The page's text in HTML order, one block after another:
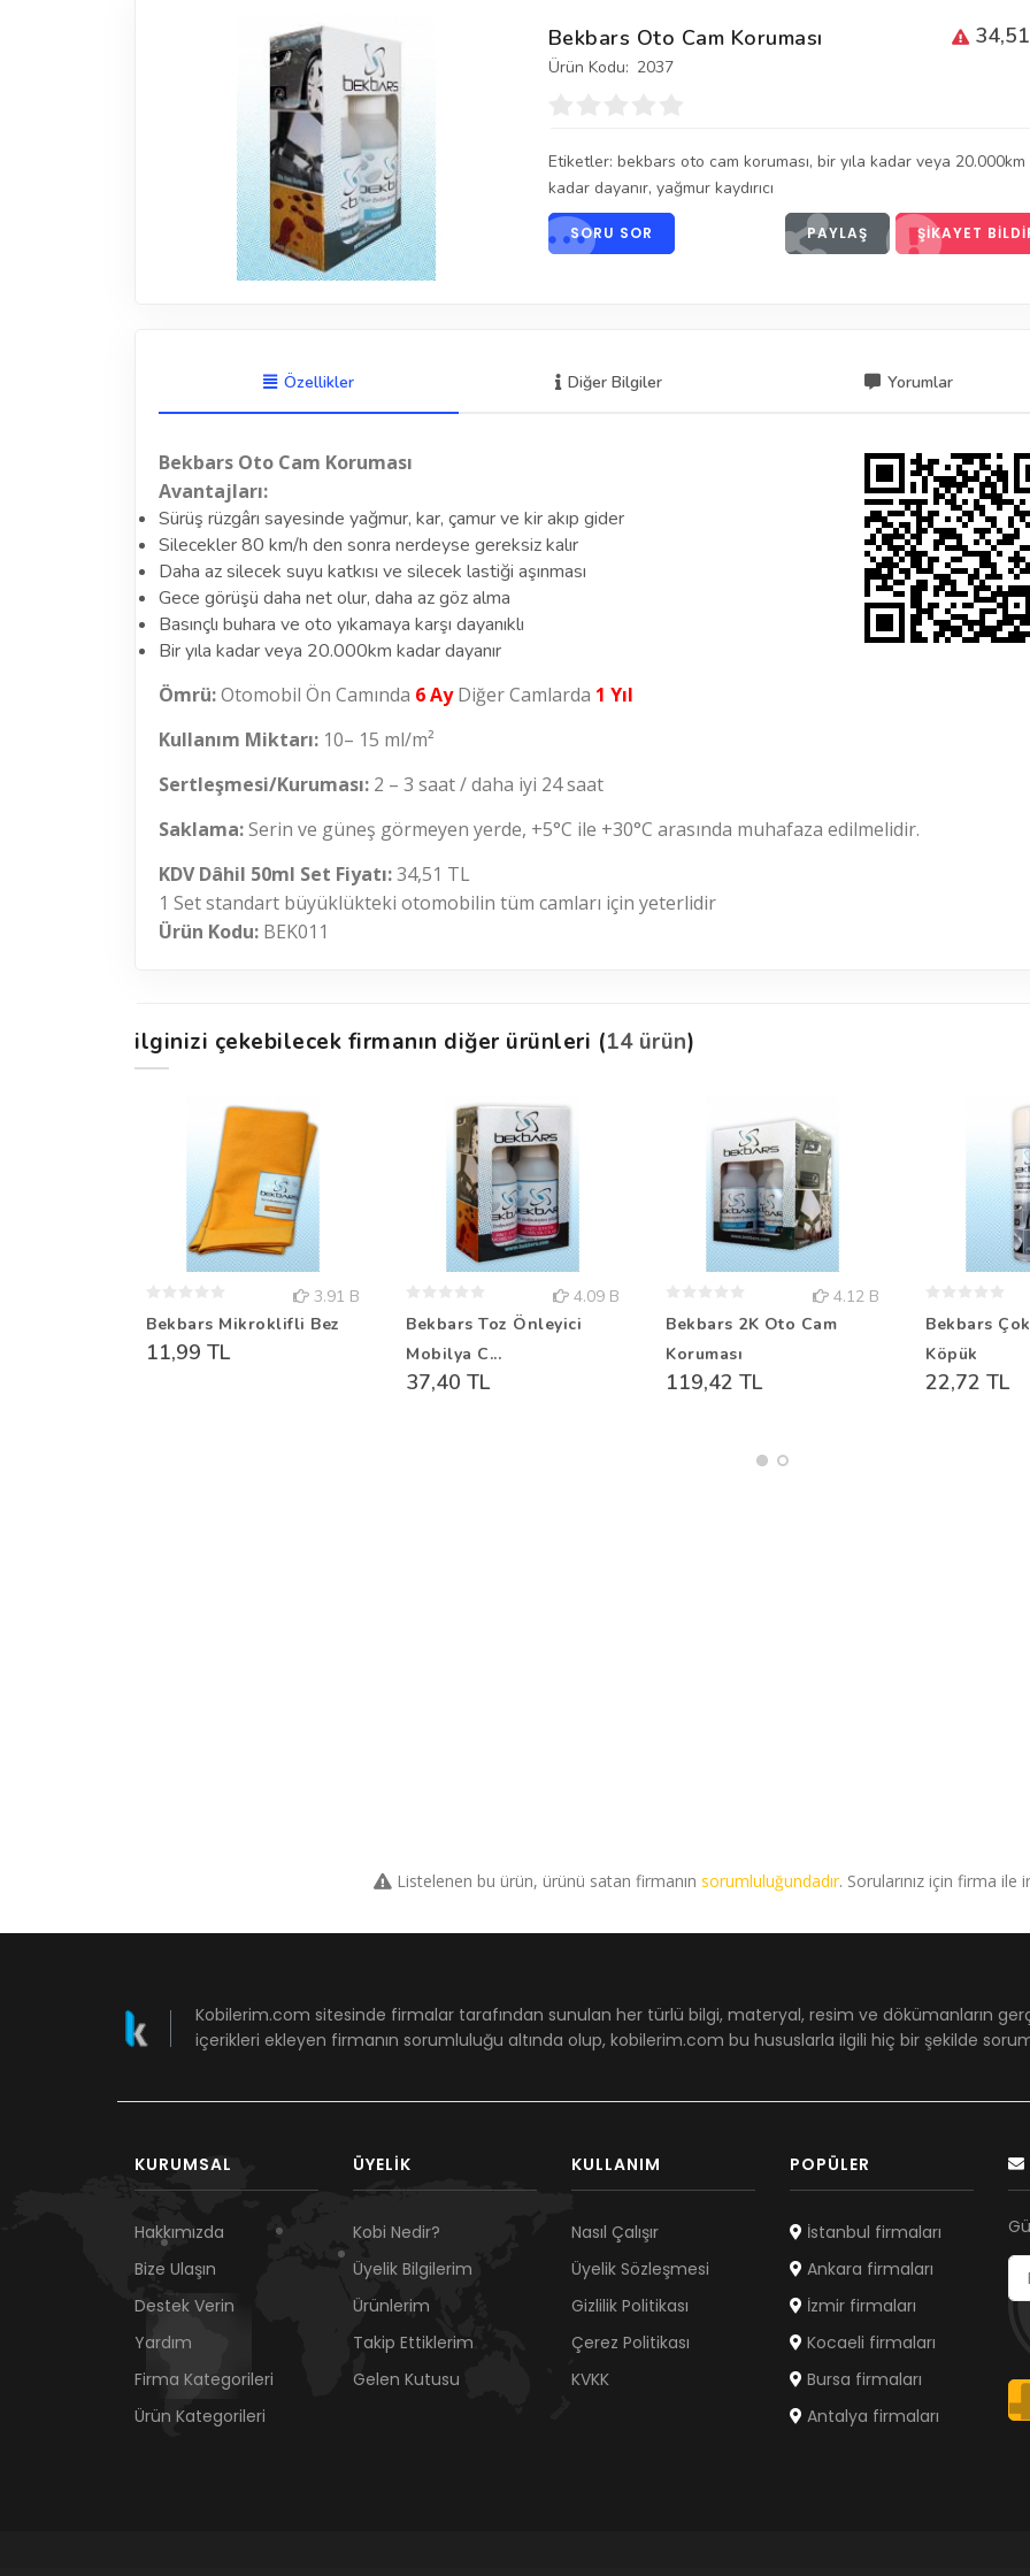
Bekbars Oto Cam Koruması
Ürün Kodu: 2037
Etiketler: bekbars oto cam koruması, bir yıla kadar veya 20.000km
kadar dayanır, yağmur kaydırıcı
SORU SOR PAYLAŞ ŞIKAYET
Özellikler Diğer Bilgiler Yorumlar
Bekbars Oto Cam Koruması
Avantajları:
Sürüş rüzgârı sayesinde yağmur, kar, çamur ve kir akıp gider
Silecekler80 km/h den sonra nerdeyse gereksiz kalır
Daha az silecek suyu katkısı ve silecek lastiği aşınması
Gece görüşü daha net olur, daha az göz alma
Basınçlı buhara ve oto yıkamaya karşı dayanıklı
Bir yıla kadar veya 20.000km kadar dayanır
Ömrü:Otomobil Ön Camında 6 AyDiğer Camlarda 1 Yıl
Kullanım Miktarı: 10– 15 ml/m²
Sertleşmesi/Kuruması: 2 – 3 saat / daha iyi 24 saat
Saklama:Serin ve güneş görmeyen yerde, +5°C ile +30°C arasında muhafaza edilmelidir.
KDV Dâhil 50ml Set Fiyatı:34,51 TL
1 Set standart büyüklükteki otomobilin tüm camları için yeterlidir
Ürün Kodu: BEK011
ilginizi çekebilecek firmanın diğer ürünleri (14 ürün)
3.91 B
Bekbars Mikroklifli Bez
11,99 TL
4.09 B
Bekbars Toz Önleyici
Mobilya C...
37,40 TL
4.12 B
Bekbars 2K Oto Cam
Koruması
119,42 TL
Bekbars
Köpük
22,72 TL
Listelenen bu ürün, ürünü satan firmanın sorumluluğundadır. Sorularınız için firma ile
Kobilerim.com sitesinde firmalar tarafından sunulan her türlü bilgi, materyal, resim ve dökümanların
içerikleri ekleyen firmanın sorumluluğu altında olup, kobilerim.com bu hususlarla ilgili hiç bir şekilde
KURUMSAL
Hakkımızda
Bize Ulaşın
Destek Verin
Yardım
Firma Kategorileri
Ürün Kategorileri
ÜYELIK
Kobi Nedir?
Üyelik Bilgilerim
Ürünlerim
Takip Ettiklerim
Gelen Kutusu
KULLANIM
Nasıl Çalışır
Üyelik Sözleşmesi
Gizlilik Politikası
Çerez Politikası
KVKK
POPÜLER
İstanbul firmaları
Ankara firmaları
İzmir firmaları
Kocaeli firmaları
Bursa firmaları
Antalya firmaları